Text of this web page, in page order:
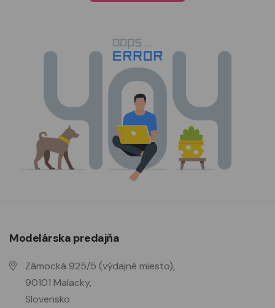
Modelárska predajňa
Zámocká 925/5 (výdajné miesto),
90101 Malacky,
Slovensko